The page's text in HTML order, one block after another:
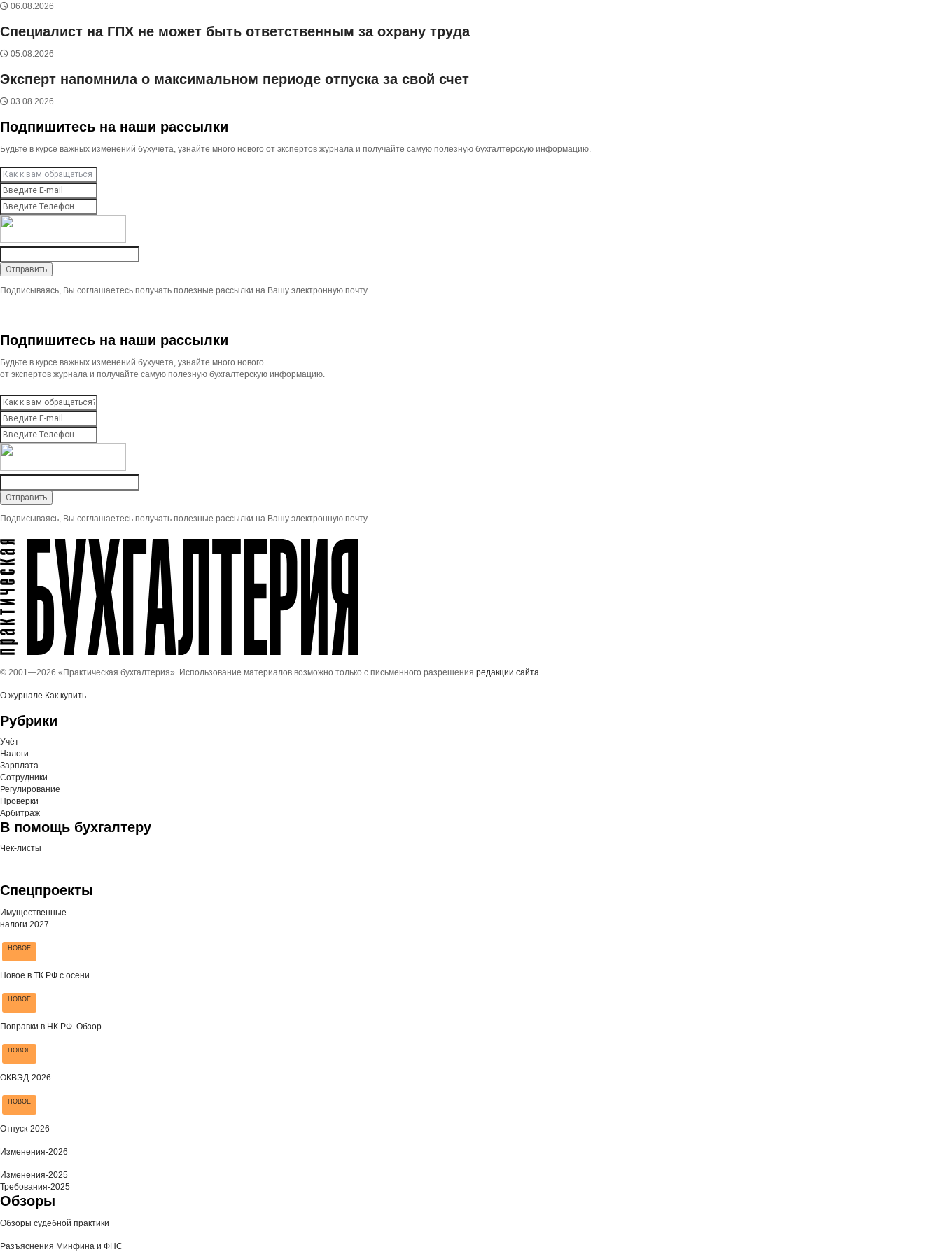
06.08.2026
Специалист на ГПХ не может быть ответственным за охрану труда
05.08.2026
Эксперт напомнила о максимальном периоде отпуска за свой счет
03.08.2026
Подпишитесь на наши рассылки
Будьте в курсе важных изменений бухучета, узнайте много нового от экспертов журнала и получайте самую полезную бухгалтерскую информацию.
Подписываясь, Вы соглашаетесь получать полезные рассылки на Вашу электронную почту.
Подпишитесь на наши рассылки
Будьте в курсе важных изменений бухучета, узнайте много нового
от экспертов журнала и получайте самую полезную бухгалтерскую информацию.
Подписываясь, Вы соглашаетесь получать полезные рассылки на Вашу электронную почту.
© 2001—2026 «Практическая бухгалтерия». Использование материалов возможно только с письменного разрешения редакции сайта.
О журнале Как купить
Рубрики
Учёт
Налоги
Зарплата
Сотрудники
Регулирование
Проверки
Арбитраж
В помощь бухгалтеру
Чек-листы
Спецпроекты
Имущественные
налоги 2027
НОВОЕ
Новое в ТК РФ с осени
НОВОЕ
Поправки в НК РФ. Обзор
НОВОЕ
ОКВЭД-2026
НОВОЕ
Отпуск-2026
Изменения-2026
Изменения-2025
Требования-2025
Обзоры
Обзоры судебной практики
Разъяснения Минфина и ФНС